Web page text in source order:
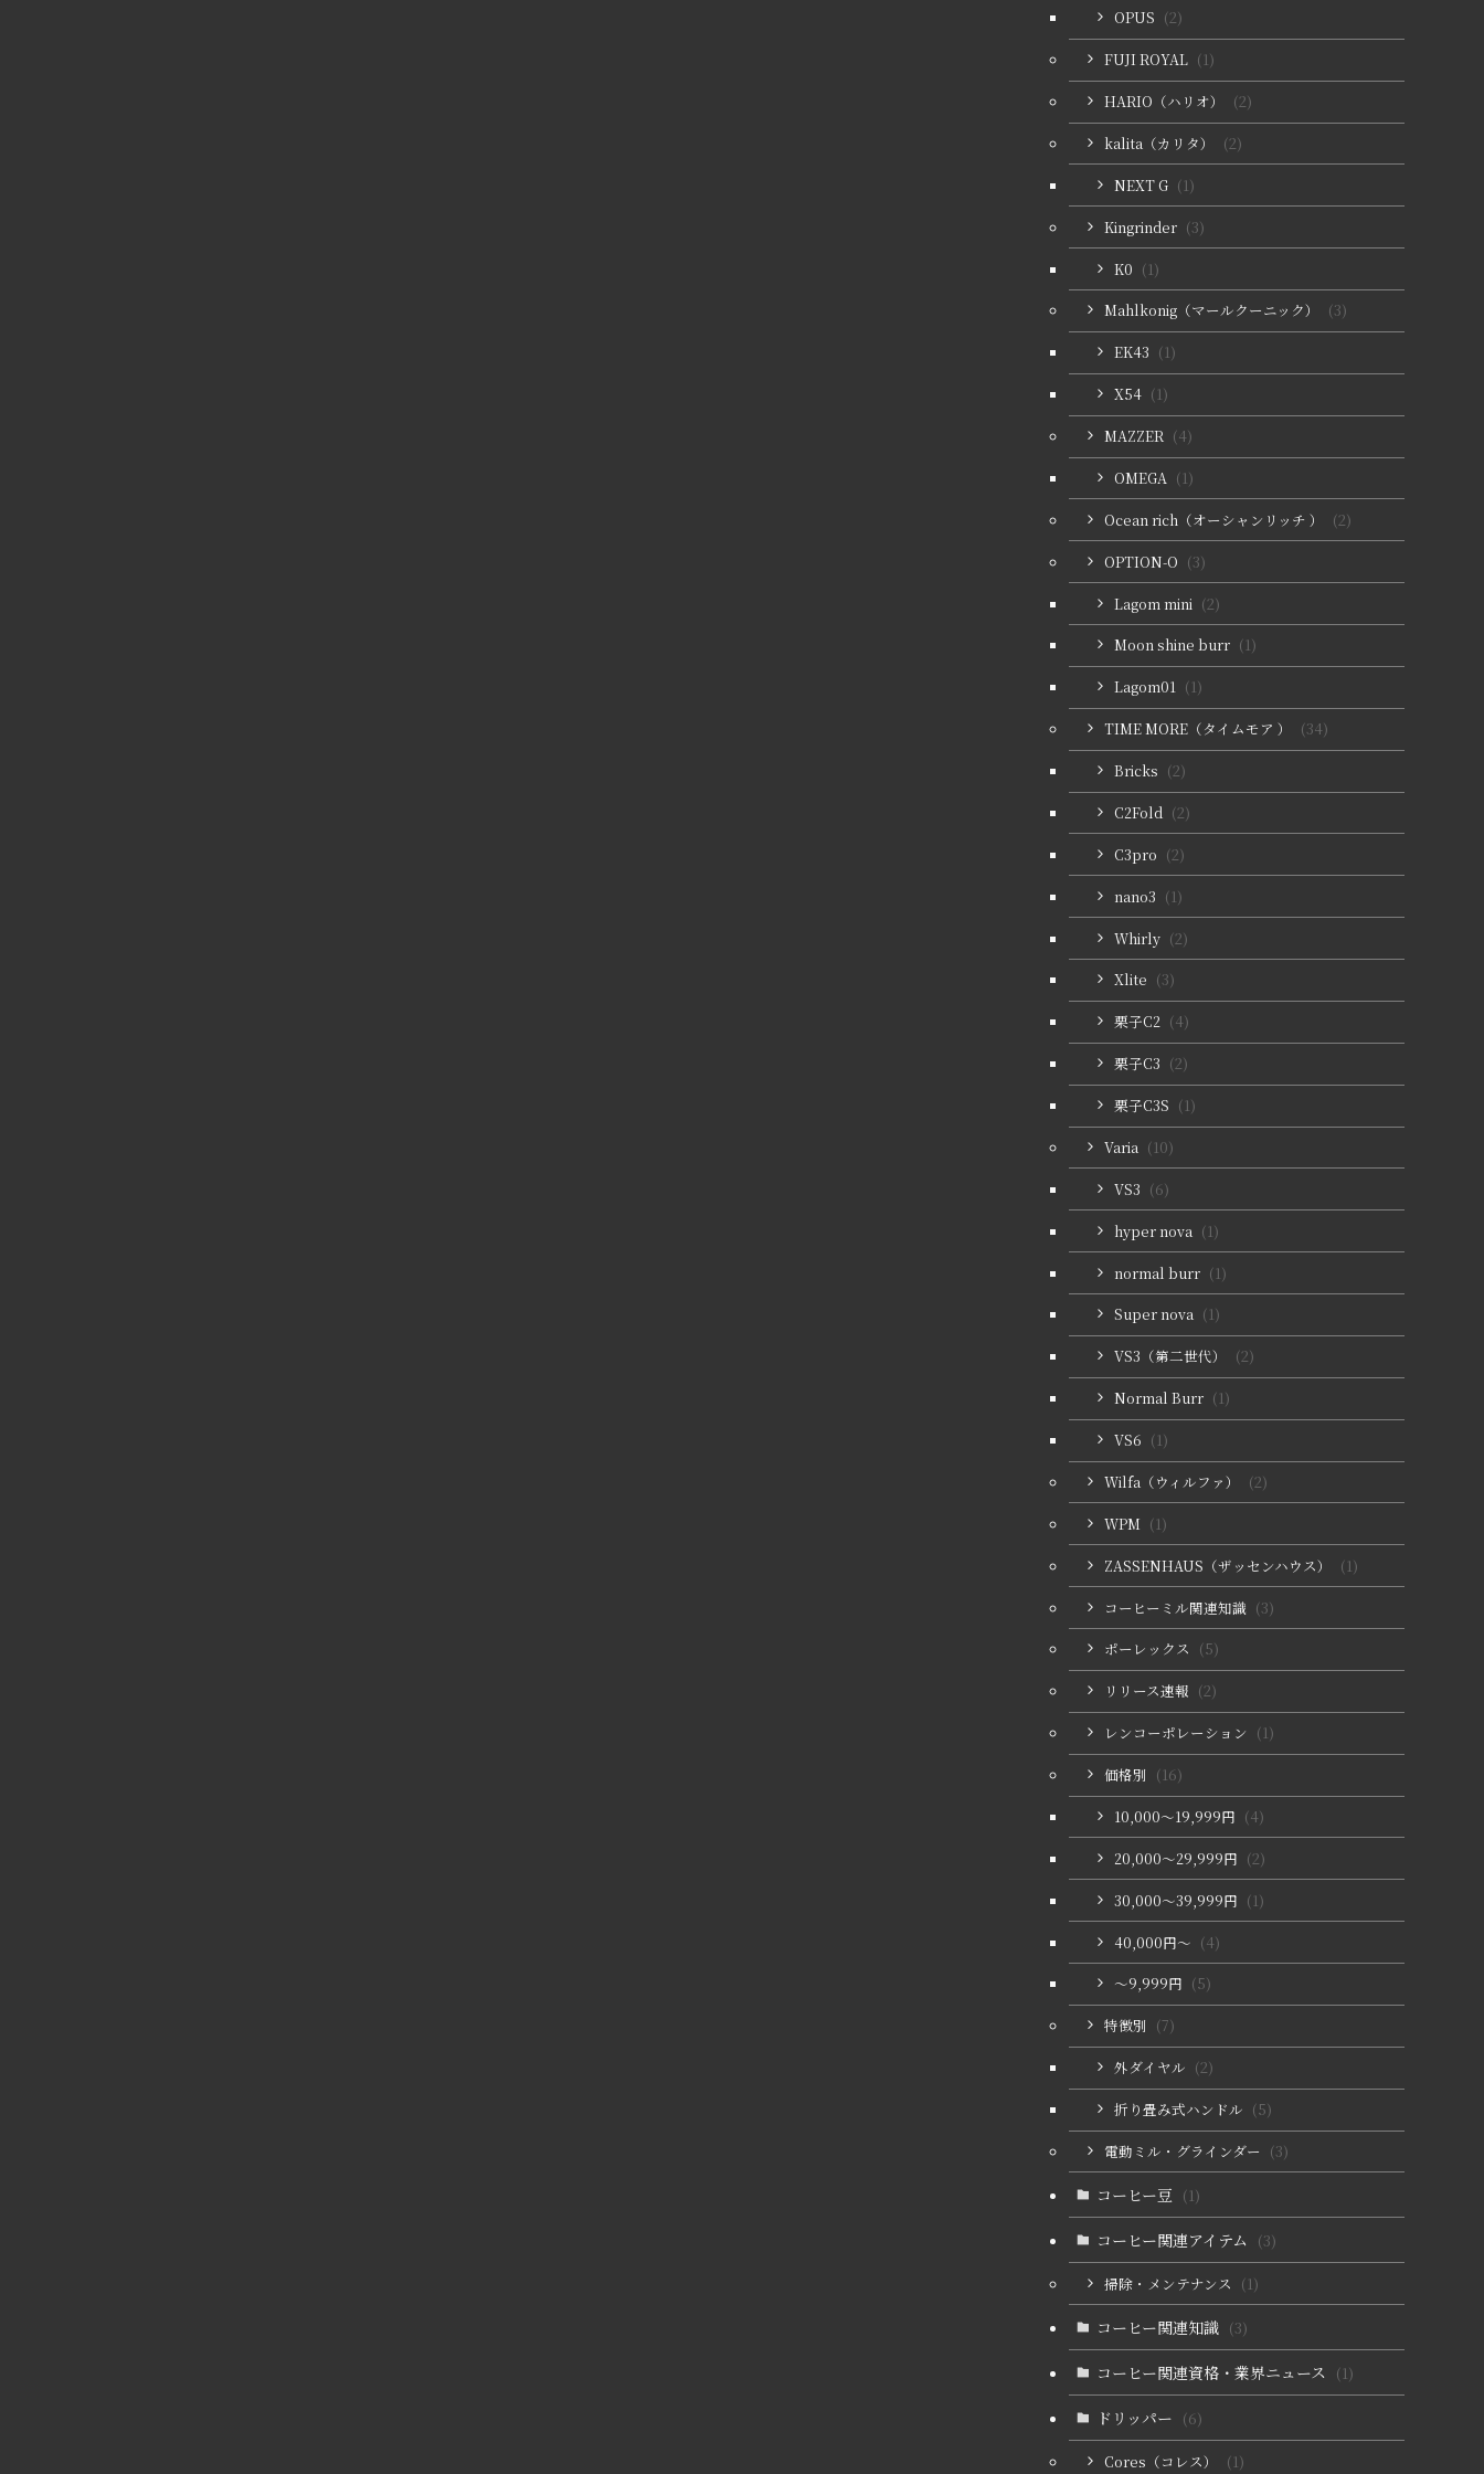
OPUS (2)
FUJI ROYAL (1)
HARIO（ハリオ）
(2)
kalita（カリタ）
(2)
NEXT G (1)
Kingrinder (3)
K0 (1)
Mahlkonig（マールクーニック）
(3)
EK43 (1)
X54 (1)
MAZZER (4)
OMEGA (1)
Ocean rich（オーシャンリッチ ）
(2)
OPTION-O (3)
Lagom mini (2)
Moon shine burr (1)
Lagom01 (1)
TIME MORE（タイムモア ）
(34)
Bricks (2)
C2Fold (2)
C3pro (2)
nano3 (1)
Whirly (2)
Xlite (3)
栗子C2 (4)
栗子C3 (2)
栗子C3S (1)
Varia (10)
VS3 (6)
hyper nova (1)
normal burr (1)
Super nova (1)
VS3（第二世代）
(2)
Normal Burr (1)
VS6 (1)
Wilfa（ウィルファ）
(2)
WPM (1)
ZASSENHAUS（ザッセンハウス）
(1)
コーヒーミル関連知識 (3)
ポーレックス (5)
リリース速報 (2)
レンコーポレーション (1)
価格別 (16)
10,000〜19,999円 (4)
20,000〜29,999円 (2)
30,000〜39,999円 (1)
40,000円〜 (4)
〜9,999円 (5)
特徴別 (7)
外ダイヤル (2)
折り畳み式ハンドル (5)
電動ミル・グラインダー (3)
コーヒー豆 (1)
コーヒー関連アイテム (3)
掃除・メンテナンス (1)
コーヒー関連知識 (3)
コーヒー関連資格・業界ニュース (1)
ドリッパー (6)
Cores（コレス） (1)